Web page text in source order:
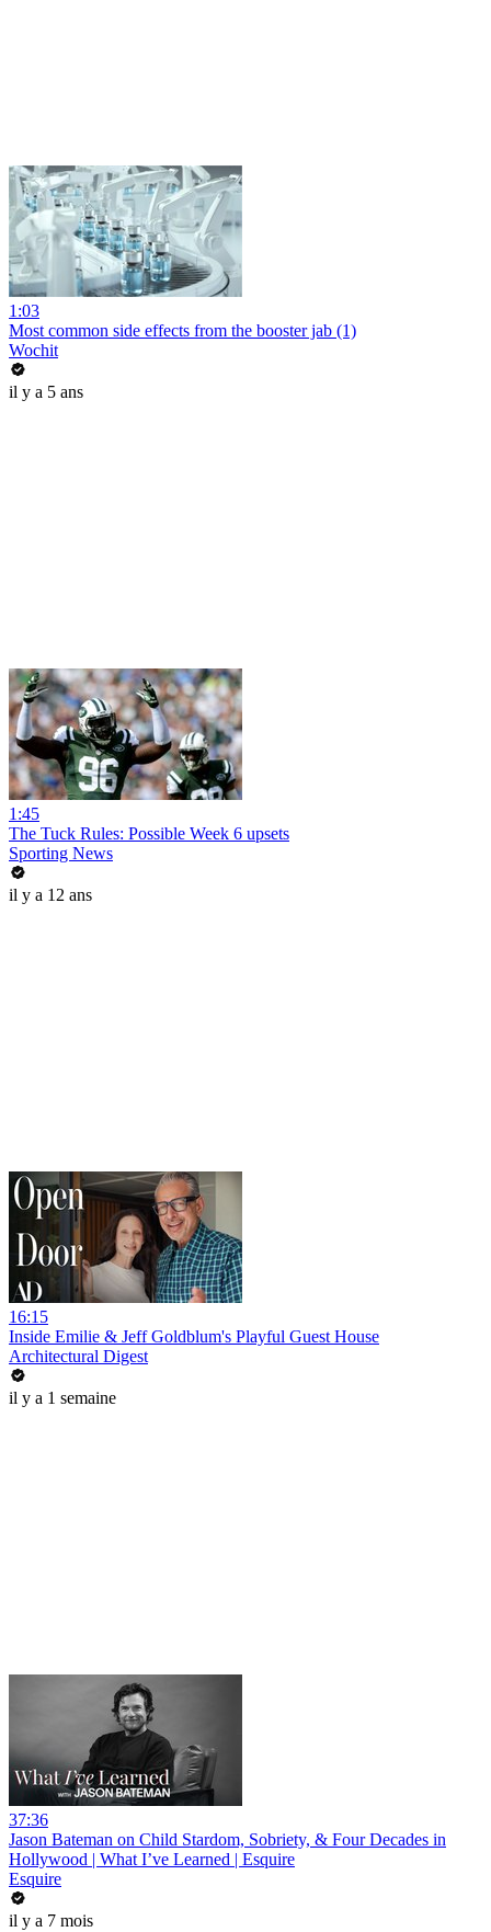
1:03
Most common side effects from the booster jab (1)
Wochit
il y a 5 ans
1:45
The Tuck Rules: Possible Week 6 upsets
Sporting News
il y a 12 ans
16:15
Inside Emilie & Jeff Goldblum's Playful Guest House
Architectural Digest
il y a 1 semaine
37:36
Jason Bateman on Child Stardom, Sobriety, & Four Decades in
Hollywood | What I’ve Learned | Esquire
Esquire
il y a 7 mois